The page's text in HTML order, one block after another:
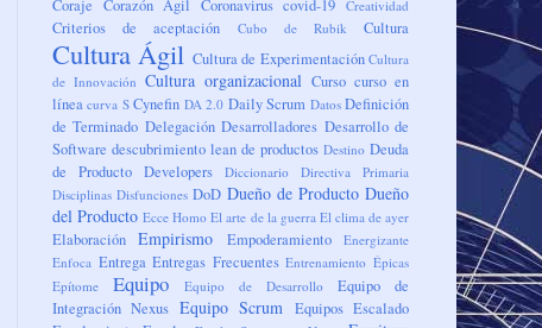
Coraje Corazón Ágil Coronavirus covid-19 Creatividad
Criterios de aceptación Cubo de Rubik Cultura
Cultura Ágil Cultura de Experimentación Cultura
de Innovación Cultura organizacional Curso curso en
línea curva S Cynefin DA 2.0 Daily Scrum Datos Definición
de Terminado Delegación Desarrolladores Desarrollo de
Software descubrimiento lean de productos Destino Deuda
de Producto Developers Diccionario
Directiva Primaria
Disciplinas Disfunciones DoD Dueño de Producto Dueño
del Producto Ecce Homo El arte de la guerra El clima de ayer
Elaboración Empirismo Empoderamiento
Energizante
Enfoca Entrega Entregas Frecuentes Entrenamiento Épicas
Epítome
Equipo Equipo de Desarrollo
Equipo de
Integración Nexus Equipo Scrum Equipos Escalado